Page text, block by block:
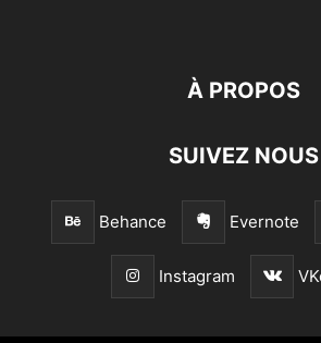
À PROPOS
SUIVEZ NOUS
Behance Evernote
Instagram